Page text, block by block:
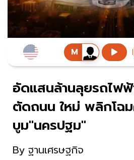
อัดแสนล้านลุยรถไฟฟ้
ตัดถนน ใหม่ พลิกโฉม
บูม"นครปฐม"
By ฐานเศรษฐกิจ